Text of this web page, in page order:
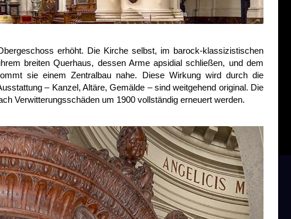
erhöht. Die Kirche selbst, im barock-klassizistischen
breiten Querhaus, dessen Arme apsidial schließen, und dem
sie einem Zentralbau nahe. Diese Wirkung wird durch die
– Kanzel, Altäre, Gemälde – sind weitgehend original. Die
Verwitterungsschäden um 1900 vollständig erneuert werden.